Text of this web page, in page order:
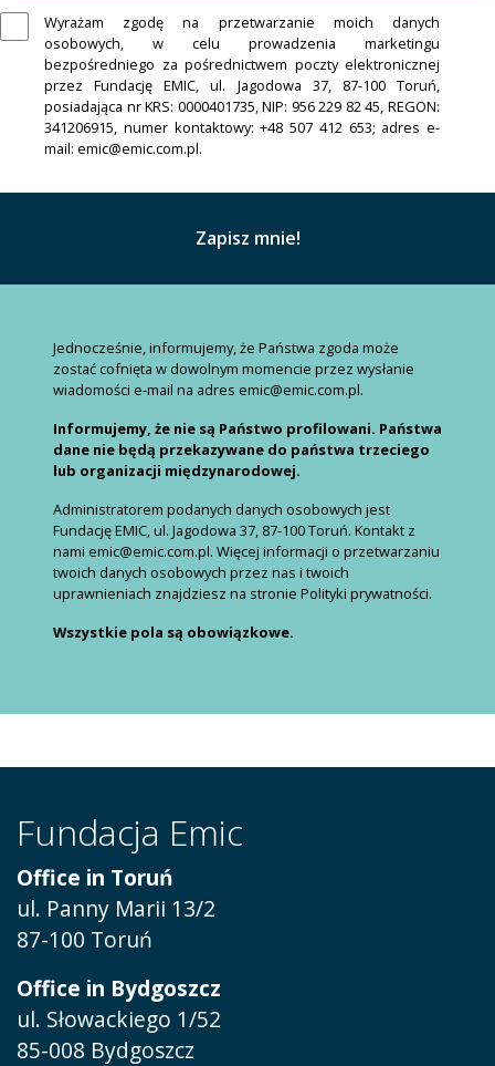
Wyrażam zgodę na przetwarzanie moich danych
osobowych, w celu prowadzenia marketingu
bezpośredniego za pośrednictwem poczty elektronicznej
przez Fundację EMIC, ul. Jagodowa 37, 87-100 Toruń,
posiadająca nr KRS: 0000401735, NIP: 956 229 82 45, REGON:
341206915, numer kontaktowy: +48 507 412 653; adres e-
mail: emic@emic.com.pl.
Jednocześnie, informujemy, że Państwa zgoda może
zostać cofnięta w dowolnym momencie przez wysłanie
wiadomości e-mail na adres emic@emic.com.pl.
Informujemy, że nie są Państwo profilowani. Państwa
dane nie będą przekazywane do państwa trzeciego
lub organizacji międzynarodowej.
Administratorem podanych danych osobowych jest
Fundację EMIC, ul. Jagodowa 37, 87-100 Toruń. Kontakt z
nami emic@emic.com.pl. Więcej informacji o przetwarzaniu
twoich danych osobowych przez nas i twoich
uprawnieniach znajdziesz na stronie Polityki prywatności.
Wszystkie pola są obowiązkowe.
Fundacja Emic
Office in Toruń
ul. Panny Marii 13/2
87-100 Toruń
Office in Bydgoszcz
ul. Słowackiego 1/52
85-008 Bydgoszcz